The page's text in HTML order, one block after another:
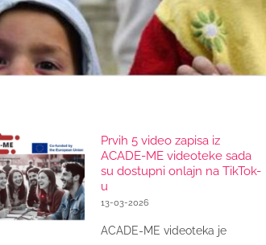
Prvih 5 video zapisa iz
ACADE-ME videoteke sada
su dostupni onlajn na TikTok-
u
13-03-2026
ACADE-ME videoteka je